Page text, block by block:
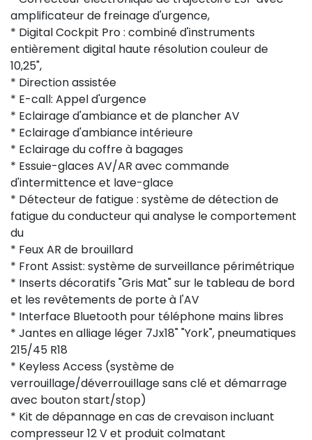
amplificateur de freinage d'urgence,
* Digital Cockpit Pro : combiné d'instruments
entièrement digital haute résolution couleur de
10,25",
* Direction assistée
* E-call: Appel d'urgence
* Eclairage d'ambiance et de plancher AV
* Eclairage d'ambiance intérieure
* Eclairage du coffre à bagages
* Essuie-glaces AV/AR avec commande
d'intermittence et lave-glace
* Détecteur de fatigue : système de détection de
fatigue du conducteur qui analyse le comportement
du
* Feux AR de brouillard
* Front Assist: système de surveillance périmétrique
* Inserts décoratifs "Gris Mat" sur le tableau de bord
et les revêtements de porte à l'AV
* Interface Bluetooth pour téléphone mains libres
* Jantes en alliage léger 7Jx18" "York", pneumatiques
215/45 R18
* Keyless Access (système de
verrouillage/déverrouillage sans clé et démarrage
avec bouton start/stop)
* Kit de dépannage en cas de crevaison incluant
compresseur 12 V et produit colmatant